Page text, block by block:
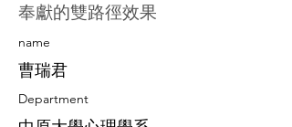
奉獻的雙路徑效果
​name
曹瑞君
Department